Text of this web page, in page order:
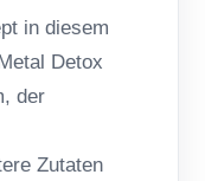
in diesem
Detox
, der
Zutaten